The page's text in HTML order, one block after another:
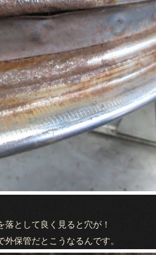
落として良く見ると穴が！
外保管だとこうなるんです。